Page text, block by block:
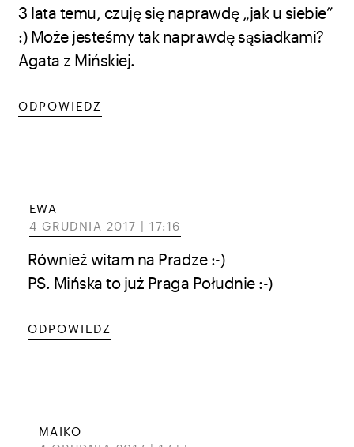
3 lata temu, czuję się naprawdę „jak u siebie”
:) Może jesteśmy tak naprawdę sąsiadkami?
Agata z Mińskiej.
ODPOWIEDZ
EWA
4 GRUDNIA 2017 | 17:16
Również witam na Pradze :-)
PS. Mińska to już Praga Południe :-)
ODPOWIEDZ
MAIKO